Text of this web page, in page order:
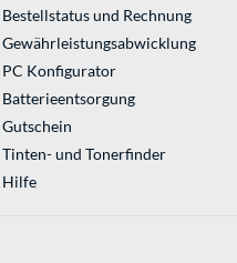
Bestellstatus und Rechnung
Gewährleistungsabwicklung
PC Konfigurator
Batterieentsorgung
Gutschein
Tinten- und Tonerfinder
Hilfe